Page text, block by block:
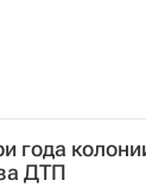
года
ДТП